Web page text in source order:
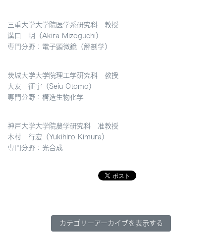
三重大学大学院医学系研究科 教授
溝口 明（Akira Mizoguchi）
専門分野：電子顕微鏡（解剖学）
茨城大学大学院理工学研究科 教授
大友 征宇（Seiu Otomo）
専門分野：構造生物化学
神戸大学大学院農学研究科 准教授
木村 行宏（Yukihiro Kimura）
専門分野：光合成
カテゴリーアーカイブを表示する